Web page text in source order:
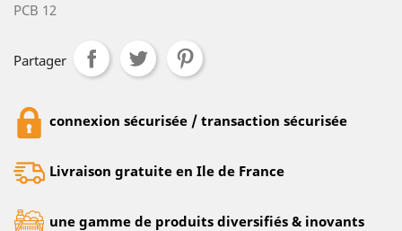
PCB 12
Partager
connexion sécurisée / transaction sécurisée
Livraison gratuite en Ile de France
une gamme de produits diversifiés & inovants